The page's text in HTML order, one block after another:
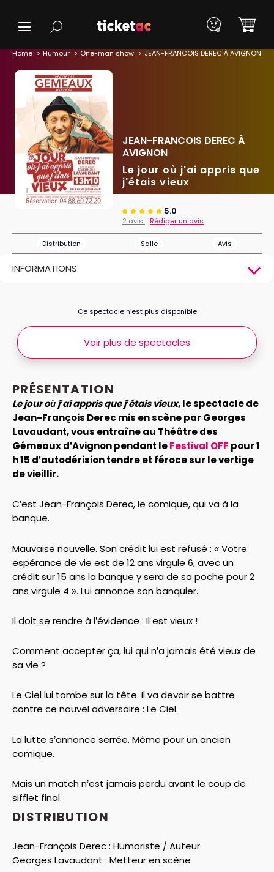
Home Humour One-man show JEAN-FRANCOIS DEREC À AVIGNON
JEAN-FRANCOIS DEREC À
AVIGNON
Le jour où j'ai appris que
j'étais vieux
5.0
2 avis Rédiger un avis
Distribution Salle Avis
INFORMATIONS
PRÉSENTATION
Le jour où j’ai appris que j’étais vieux, le spectacle de
Jean-François Derec mis en scène par Georges
Lavaudant, vous entraîne au Théâtre des
Gémeaux d’Avignon pendant leFestival OFF pour 1
h 15 d’autodérision tendre et féroce sur le vertige
de vieillir.
C’est Jean-François Derec, le comique, qui va à la
banque.
Mauvaise nouvelle. Son crédit lui est refusé : « Votre
espérance de vie est de 12 ans virgule 6, avec un
crédit sur 15 ans la banque y sera de sa poche pour 2
ans virgule 4 ». Lui annonce son banquier.
Il doit se rendre à l’évidence : Il est vieux !
Comment accepter ça, lui qui n’a jamais été vieux de
sa vie ?
Le Ciel lui tombe sur la tête. Il va devoir se battre
contre ce nouvel adversaire : Le Ciel.
La lutte s’annonce serrée. Même pour un ancien
comique.
Mais un match n’est jamais perdu avant le coup de
sifflet final.
Ce spectacle n’est plus disponible
Voir plus de spectacles
DISTRIBUTION
Jean-François Derec : Humoriste / Auteur
Georges Lavaudant : Metteur en scène